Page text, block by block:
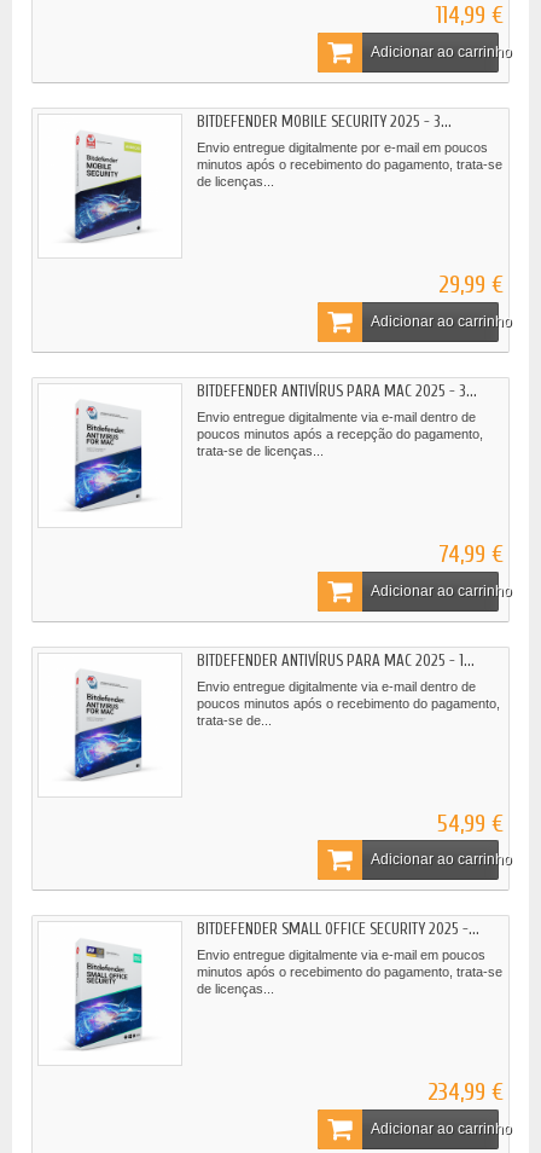
114,99 €
Adicionar ao carrinho
BITDEFENDER MOBILE SECURITY 2025 - 3...
Envio entregue digitalmente por e-mail em poucos
minutos após o recebimento do pagamento, trata-se
de licenças...
29,99 €
Adicionar ao carrinho
BITDEFENDER ANTIVÍRUS PARA MAC 2025 - 3...
Envio entregue digitalmente via e-mail dentro de
poucos minutos após a recepção do pagamento,
trata-se de licenças...
74,99 €
Adicionar ao carrinho
BITDEFENDER ANTIVÍRUS PARA MAC 2025 - 1...
Envio entregue digitalmente via e-mail dentro de
poucos minutos após o recebimento do pagamento,
trata-se de...
54,99 €
Adicionar ao carrinho
BITDEFENDER SMALL OFFICE SECURITY 2025 -...
Envio entregue digitalmente via e-mail em poucos
minutos após o recebimento do pagamento, trata-se
de licenças...
234,99 €
Adicionar ao carrinho